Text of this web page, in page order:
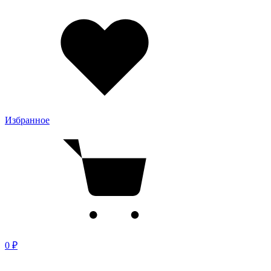
Избранное
0 ₽